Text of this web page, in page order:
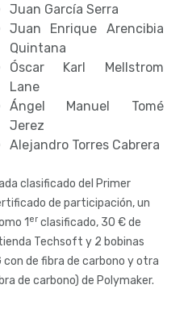
Juan García Serra
Juan Enrique Arencibia
Quintana
Óscar Karl Mellstrom
Lane
Ángel Manuel Tomé
Jerez
Alejandro Torres Cabrera
clasificado del Primer
de participación, un
1 erclasificado, 30 € de
Techsoft y 2 bobinas
con de fibra de carbono y otra
de carbono) de Polymaker.